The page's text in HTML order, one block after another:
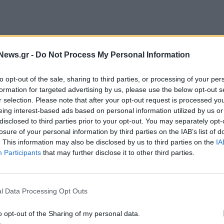
- Do Not Process My Personal Information
opt-out of the sale, sharing to third parties, or processing of your
for targeted advertising by us, please use the below opt-out
selection. Please note that after your opt-out request is processed
interest-based ads based on personal information utilized by us
to third parties prior to your opt-out. You may separately
of your personal information by third parties on the IAB’s list of
This information may also be disclosed by us to third parties on the
Participants that may further disclose it to other third parties.
Data Processing Opt Outs
opt-out of the Sharing of my personal data.
είναι αφερέγγυοι και ότι η
Ντράγκι μπορεί να συνεχιστεί μόνον υπό
αυτή συμμαχία το κίνημα που ίδρυσε ο
η θέση αυτή της ιταλικής κεντροδεξιάς,
παραίτησης του Ντράγκι από την
εκλογών, πιθανώς το πρώτο